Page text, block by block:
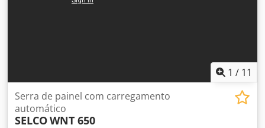
1 / 11
Serra de painel com carregamento
automático
SELCOWNT 650